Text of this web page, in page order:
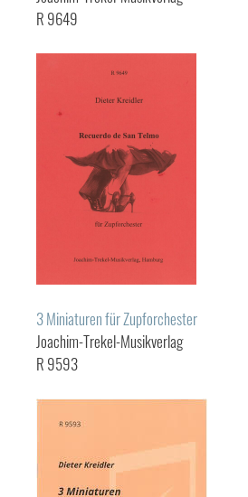
R 9649
3 Miniaturen für Zupforchester
Joachim-Trekel-Musikverlag
R 9593